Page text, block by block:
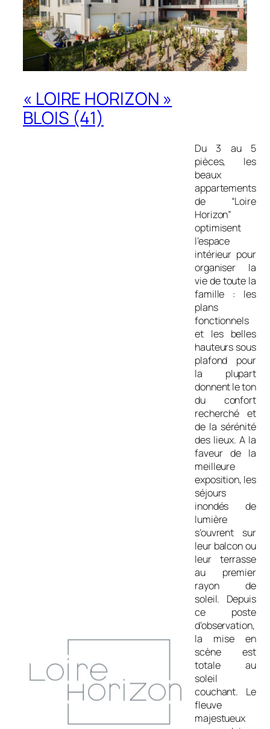
« LOIRE HORIZON »
BLOIS (41)
Du 3 au 5
pièces, les
beaux
appartements
de “Loire
Horizon”
optimisent
l’espace
intérieur pour
organiser la
vie de toute la
famille : les
plans
fonctionnels
et les belles
hauteurs sous
plafond pour
la plupart
donnent le ton
du confort
recherché et
de la sérénité
des lieux. A la
faveur de la
meilleure
exposition, les
séjours
inondés de
lumière
s’ouvrent sur
leur balcon ou
leur terrasse
au premier
rayon de
soleil. Depuis
ce poste
d’observation,
la mise en
scène est
totale au
soleil
couchant. Le
fleuve
majestueux